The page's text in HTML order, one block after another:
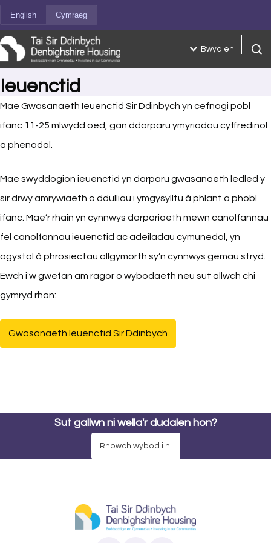
English Cymraeg
Bwydlen
Ieuenctid
Mae Gwasanaeth Ieuenctid Sir Ddinbych yn cefnogi pobl
ifanc 11-25 mlwydd oed, gan ddarparu ymyriadau cyffredinol
a phenodol.
Mae swyddogion ieuenctid yn darparu gwasanaeth ledled y
sir drwy amrywiaeth o ddulliau i ymgysylltu â phlant a phobl
ifanc. Mae’r rhain yn cynnwys darpariaeth mewn canolfannau
fel canolfannau ieuenctid ac adeiladau cymunedol, yn
ogystal â phrosiectau allgymorth sy’n cynnwys gemau stryd.
Ewch i'w gwefan am ragor o wybodaeth neu sut allwch chi
gymryd rhan:
Gwasanaeth Ieuenctid Sir Ddinbych
(yn agor mewn tab newydd)
Sut gallwn ni wella'r dudalen hon?
Rhowch wybod i ni